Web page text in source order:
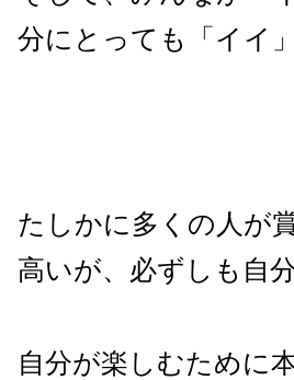
分にとっても「イイ
たしかに多くの人が
高いが、必ずしも自
自分が楽しむために